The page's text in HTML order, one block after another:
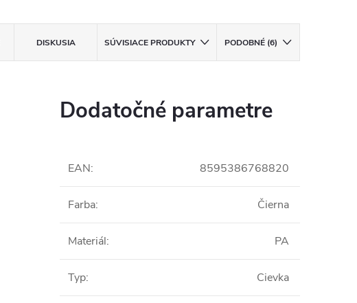
DISKUSIA SÚVISIACE PRODUKTY PODOBNÉ (6)
Dodatočné parametre
EAN: 8595386768820
Farba: Čierna
Materiál: PA
Typ: Cievka